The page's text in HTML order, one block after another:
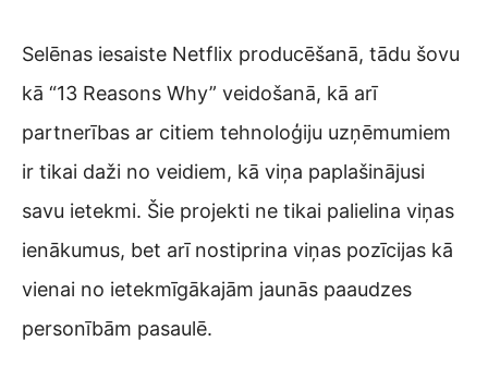
Selēnas iesaiste Netflix producēšanā, tādu šovu
kā “13 Reasons Why” veidošanā, kā arī
partnerības ar citiem tehnoloģiju uzņēmumiem
ir tikai daži no veidiem, kā viņa paplašinājusi
savu ietekmi. Šie projekti ne tikai palielina viņas
ienākumus, bet arī nostiprina viņas pozīcijas kā
vienai no ietekmīgākajām jaunās paaudzes
personībām pasaulē.